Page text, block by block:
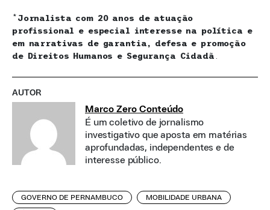
*Jornalista com 20 anos de atuação
profissional e especial interesse na política e
em narrativas de garantia, defesa e promoção
de Direitos Humanos e Segurança Cidadã
AUTOR
Marco Zero Conteúdo
É um coletivo de jornalismo
investigativo que aposta em matérias
aprofundadas, independentes e de
interesse público.
GOVERNO DE PERNAMBUCO MOBILIDADE URBANA